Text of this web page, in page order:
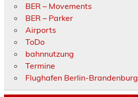
BER – Movements
BER – Parker
Airports
ToDo
bahnnutzung
Termine
Flughafen Berlin-Brandenburg